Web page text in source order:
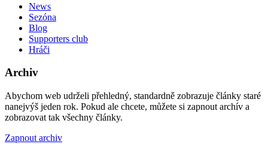
News
Sezóna
Blog
Supporters club
Hráči
Archiv
Abychom web udrželi přehledný, standardně zobrazuje články staré
nanejvýš jeden rok. Pokud ale chcete, můžete si zapnout archív a
zobrazovat tak všechny články.
Zapnout archiv